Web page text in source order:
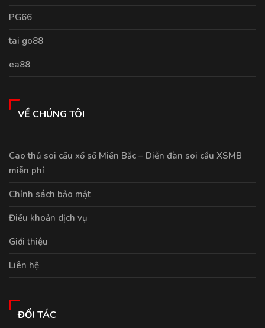
PG66
tai go88
ea88
VỀ CHÚNG TÔI
Cao thủ soi cầu xổ số Miền Bắc – Diễn đàn soi cầu XSMB
miễn phí
Chính sách bảo mật
Điều khoản dịch vụ
Giới thiệu
Liên hệ
ĐỐI TÁC